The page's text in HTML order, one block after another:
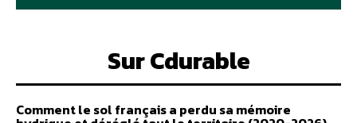
Sur Cdurable
Comment le sol français a perdu sa mémoire